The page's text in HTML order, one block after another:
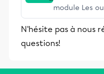
module Les
consulte la
N'hésite pas à nous
questions!